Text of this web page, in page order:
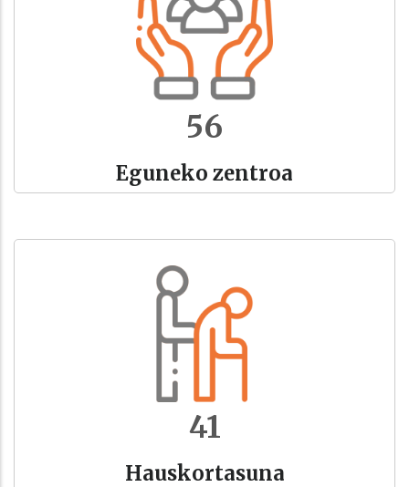
61
Eguneko zentroa
45
Hauskortasuna